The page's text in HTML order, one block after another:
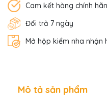
Cam kết hàng chính
Đổi trả 7 ngày
Mở hộp kiểm nha nhận
Mô tả sản phẩm